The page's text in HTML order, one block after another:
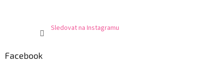
Sledovat na Instagramu
Facebook